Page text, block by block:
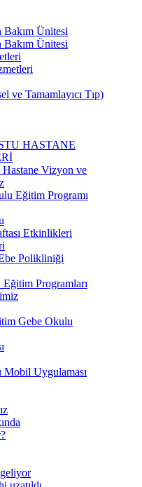
Bakım Ünitesi
Bakım Ünitesi
ve Tamamlayıcı Tıp)
HASTANE
Vizyon ve
Eğitim Programı
Etkinlikleri
Polikliniği
Programları
Gebe Okulu
Uygulaması
geliyor